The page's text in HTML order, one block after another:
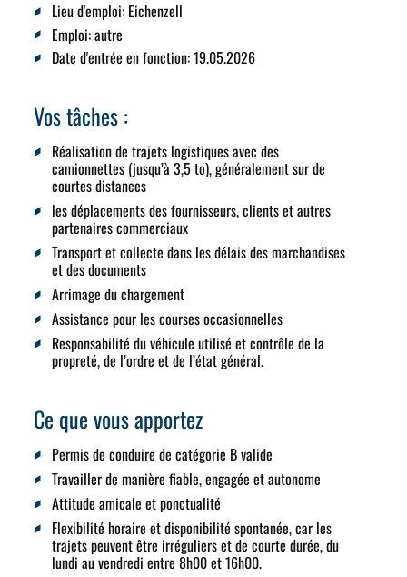
Lieu d'emploi: Eichenzell
Emploi:autre
Date d'entrée en fonction: 19.05.2026
Vos tâches :
Réalisation de trajets logistiques avec des
camionnettes (jusqu’à 3,5 to), généralement sur de
courtes distances
les déplacements des fournisseurs, clients et autres
partenaires commerciaux
Transport et collecte dans les délais des marchandises
et des documents
Arrimage du chargement
Assistance pour les courses occasionnelles
Responsabilité du véhicule utilisé et contrôle de la
propreté, de l’ordre et de l’état général.
Ce que vous apportez
Permis de conduire de catégorie B valide
Travailler de manière fiable, engagée et autonome
Attitude amicale et ponctualité
Flexibilité horaire et disponibilité spontanée, car les
trajets peuvent être irréguliers et de courte durée, du
lundi au vendredi entre 8h00 et 16h00.